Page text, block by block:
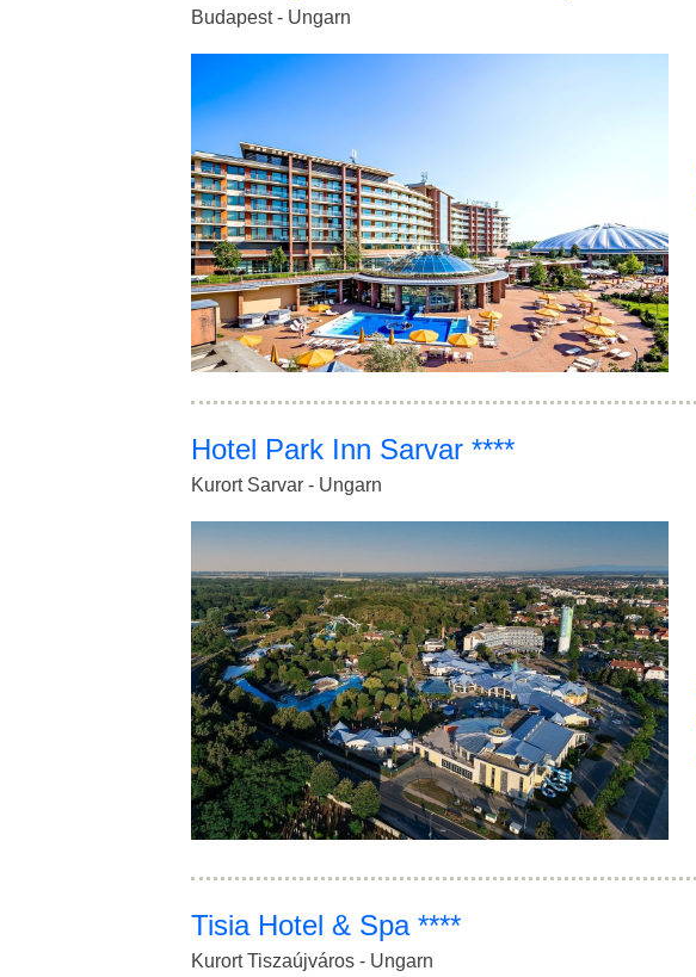
Budapest - Ungarn
Hotel Park Inn Sarvar ****
Kurort Sarvar - Ungarn
Tisia Hotel & Spa ****
Kurort Tiszaújváros - Ungarn